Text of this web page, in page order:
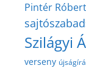
Pintér Róbert
Szilágyi
verseny